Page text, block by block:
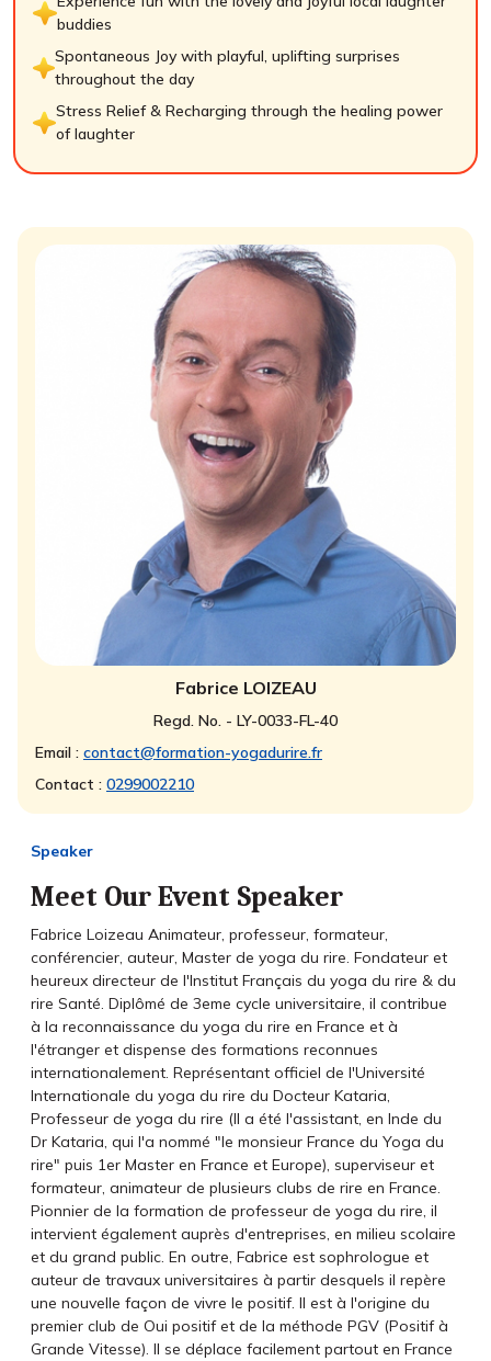
buddies
Spontaneous Joy with playful, uplifting surprises
throughout the day
Stress Relief & Recharging through the healing power
of laughter
Fabrice LOIZEAU
Regd. No. - LY-0033-FL-40
Email : contact@formation-yogadurire.fr
Contact : 0299002210
Speaker
Meet Our Event Speaker
Fabrice Loizeau Animateur, professeur, formateur,
conférencier, auteur, Master de yoga du rire. Fondateur et
heureux directeur de l'Institut Français du yoga du rire & du
rire Santé. Diplômé de 3eme cycle universitaire, il contribue
à la reconnaissance du yoga du rire en France et à
l'étranger et dispense des formations reconnues
internationalement. Représentant officiel de l'Université
Internationale du yoga du rire du Docteur Kataria,
Professeur de yoga du rire (Il a été l'assistant, en Inde du
Dr Kataria, qui l'a nommé "le monsieur France du Yoga du
rire" puis 1er Master en France et Europe), superviseur et
formateur, animateur de plusieurs clubs de rire en France.
Pionnier de la formation de professeur de yoga du rire, il
intervient également auprès d'entreprises, en milieu scolaire
et du grand public. En outre, Fabrice est sophrologue et
auteur de travaux universitaires à partir desquels il repère
une nouvelle façon de vivre le positif. Il est à l'origine du
premier club de Oui positif et de la méthode PGV (Positif à
Grande Vitesse). Il se déplace facilement partout en France